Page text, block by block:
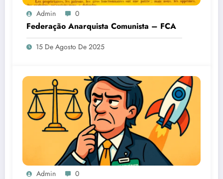
Admin 0
Federação Anarquista Comunista – FCA
15 De Agosto De 2025
Admin 0